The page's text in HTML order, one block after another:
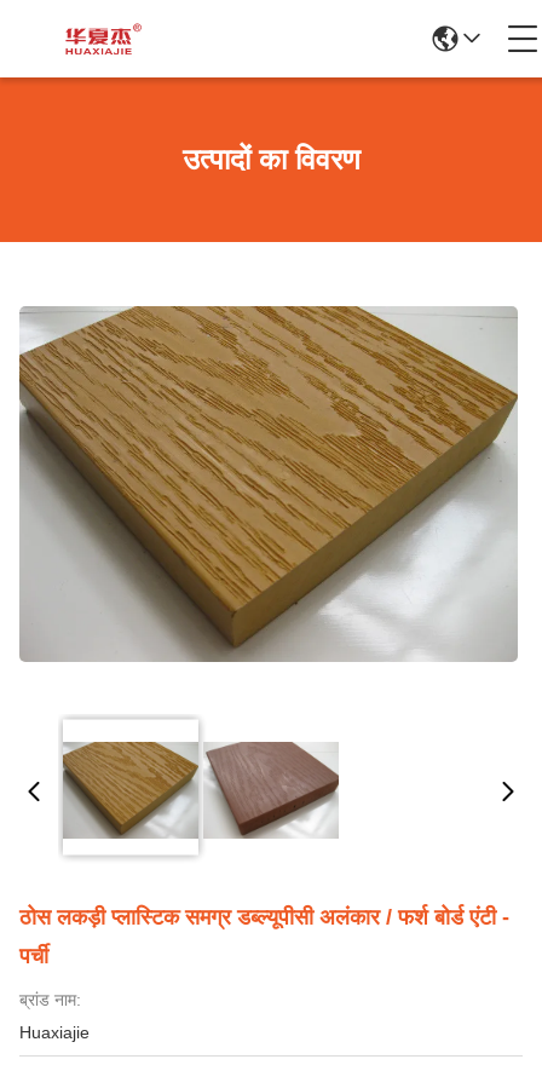
उत्पादों का विवरण
ठोस लकड़ी प्लास्टिक समग्र डब्ल्यूपीसी अलंकार / फर्श बोर्ड एंटी -
पर्ची
ब्रांड नाम:
Huaxiajie